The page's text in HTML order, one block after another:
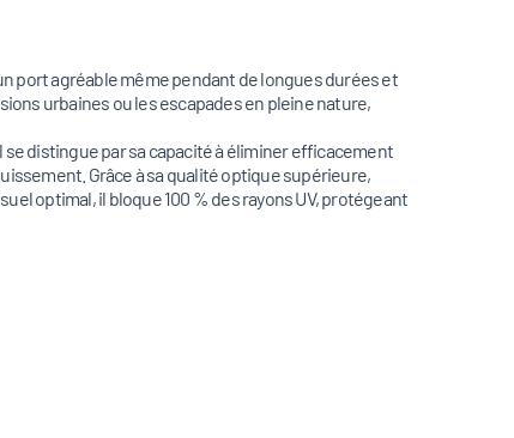
port agréable même pendant de longues durées et
urbaines ou les escapades en pleine nature,
distingue par sa capacité à éliminer efficacement
Grâce à sa qualité optique supérieure,
optimal, il bloque 100 % des rayons UV, protégeant